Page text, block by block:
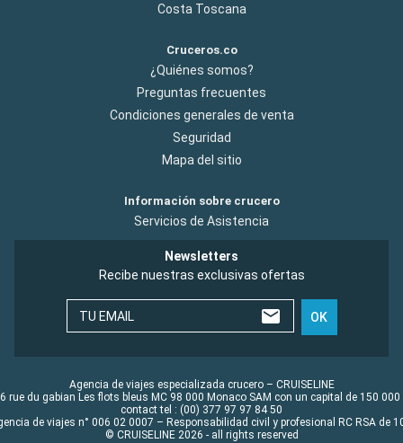
Costa Toscana
Cruceros.co
¿Quiénes somos?
Preguntas frecuentes
Condiciones generales de venta
Seguridad
Mapa del sitio
Información sobre crucero
Servicios de Asistencia
Newsletters
Recibe nuestras exclusivas ofertas
TU EMAIL OK
Agencia de viajes especializada crucero – CRUISELINE
rue du gabian Les flots bleus MC 98 000 Monaco SAM con un capital de 150 000
contact tel : (00) 377 97 97 84 50
de viajes n° 006 02 0007 – Responsabilidad civil y profesional RC RSA de
© CRUISELINE 2026 - all rights reserved